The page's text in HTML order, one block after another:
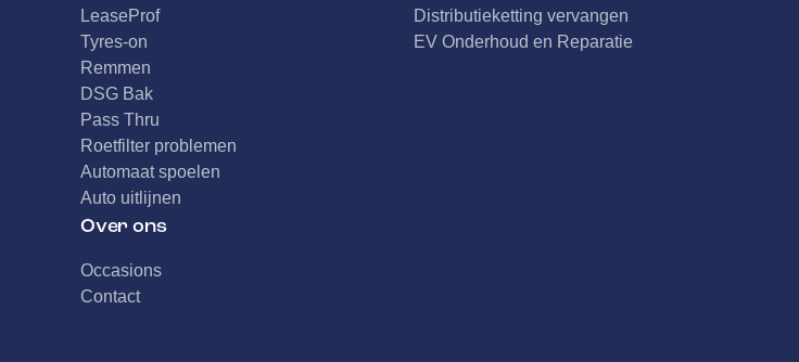
LeaseProf
Tyres-on
Remmen
DSG Bak
Pass Thru
Roetfilter problemen
Automaat spoelen
Auto uitlijnen
Distributieketting vervangen
EV Onderhoud en Reparatie
Over ons
Occasions
Contact